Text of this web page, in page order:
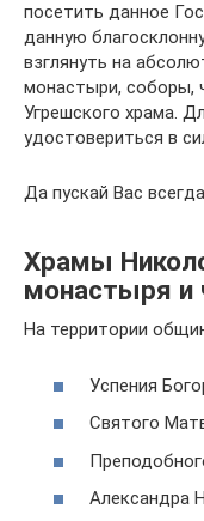
посетить данное
данную
взглянуть на
монастыри, соборы,
Угрешского храма.
удостовериться в
Да пускай Вас
Храмы
монастыря и
На территории
Успения
Святого
Александра